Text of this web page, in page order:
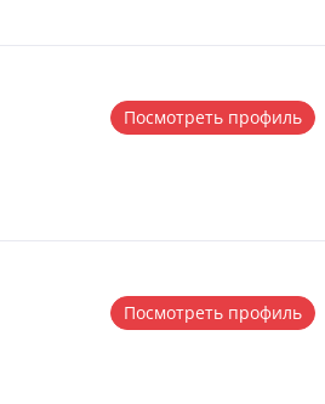
Посмотреть профиль
Посмотреть профиль